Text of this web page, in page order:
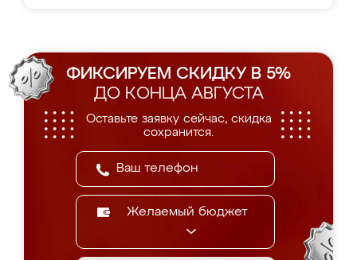
ФИКСИРУЕМ СКИДКУ В 5%
ДО КОНЦА АВГУСТА
Оставьте заявку сейчас, скидка
сохранится.
Желаемый бюджет